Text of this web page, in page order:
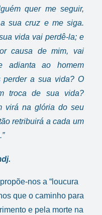
quer me seguir,
sua cruz e me siga.
vida vai perdê-la; e
causa de mim, vai
adianta ao homem
perder a sua vida? O
troca de sua vida?
virá na glória do seu
retribuirá a cada um
nos a “loucura
que o caminho para
e pela morte na